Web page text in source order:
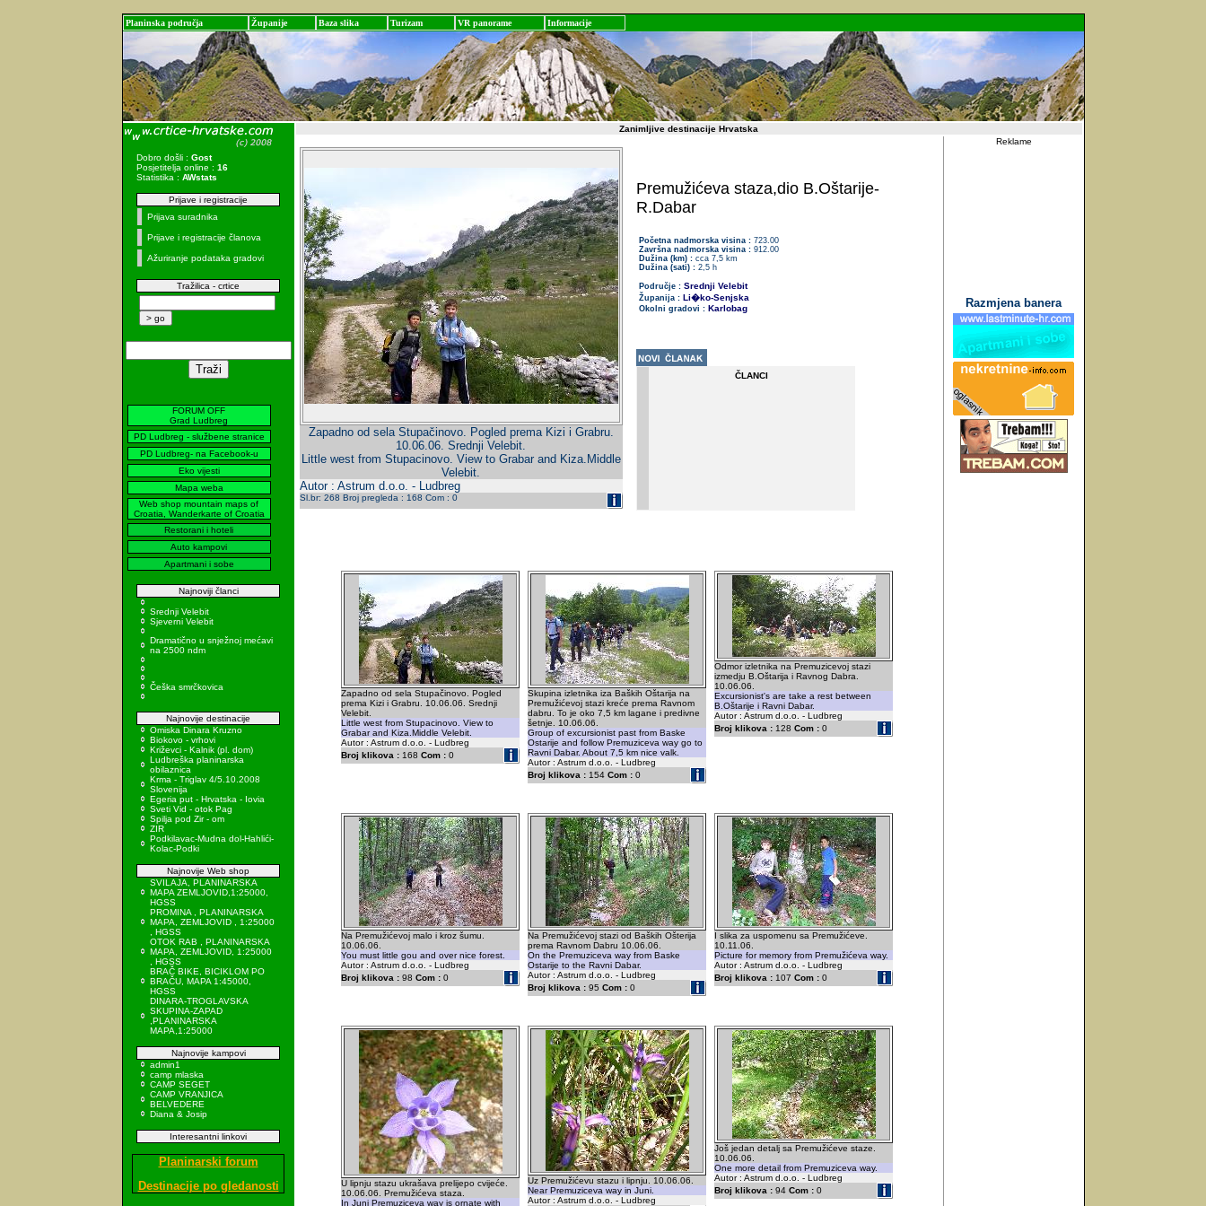
Planinska područja Županije Baza slika Turizam VR panorame Informacije
Dobro došli : Gost
Posjetitelja online : 16
Statistika : AWstats
Prijave i registracije
Prijava suradnika
Prijave i registracije članova
Ažuriranje podataka gradovi
Tražilica - crtice
FORUM OFF
Grad Ludbreg
PD Ludbreg - službene stranice
PD Ludbreg- na Facebook-u
Eko vijesti
Mapa weba
Web shop mountain maps of
Croatia, Wanderkarte of Croatia
Restorani i hoteli
Auto kampovi
Apartmani i sobe
Najnoviji članci
Srednji Velebit
Sjeverni Velebit
Dramatično u snježnoj mećavi
na 2500 ndm
Češka smrčkovica
Najnovije destinacije
Omiska Dinara Kruzno
Biokovo - vrhovi
Križevci - Kalnik (pl. dom)
Ludbreška planinarska
obilaznica
Krma - Triglav 4/5.10.2008
Slovenija
Egeria put - Hrvatska - Iovia
Sveti Vid - otok Pag
Spilja pod Zir - om
ZIR
Podkilavac-Mudna dol-Hahlići-
Kolac-Podki
Najnovije Web shop
SVILAJA, PLANINARSKA
MAPA ZEMLJOVID,1:25000,
HGSS
PROMINA , PLANINARSKA
MAPA, ZEMLJOVID , 1:25000
, HGSS
OTOK RAB , PLANINARSKA
MAPA, ZEMLJOVID, 1:25000
, HGSS
BRAČ BIKE, BICIKLOM PO
BRAČU, MAPA 1:45000,
HGSS
DINARA-TROGLAVSKA
SKUPINA-ZAPAD
,PLANINARSKA
MAPA,1:25000
Najnovije kampovi
admin1
camp mlaska
CAMP SEGET
CAMP VRANJICA
BELVEDERE
Diana & Josip
Interesantni linkovi
Planinarski forum
Destinacije po gledanosti
Zanimljive destinacije Hrvatska
Zapadno od sela Stupačinovo. Pogled prema Kizi i Grabru.
10.06.06. Srednji Velebit.
Little west from Stupacinovo. View to Grabar and Kiza.Middle
Velebit.
Autor : Astrum d.o.o. - Ludbreg
Sl.br: 268 Broj pregleda : 168 Com : 0
Premužićeva staza,dio B.Oštarije-
R.Dabar
Početna nadmorska visina :723.00
Završna nadmorska visina :912.00
Dužina (km) :cca 7,5 km
Dužina (sati) :2,5 h
Područje : Srednji Velebit
Županija : Li�ko-Senjska
Okolni gradovi : Karlobag
ČLANCI
Zapadno od sela Stupačinovo. Pogled
prema Kizi i Grabru. 10.06.06. Srednji
Velebit.
Little west from Stupacinovo. View to
Grabar and Kiza.Middle Velebit.
Autor : Astrum d.o.o. - Ludbreg
Broj klikova : 168 Com : 0
Skupina izletnika iza Baških Oštarija na
Premužićevoj stazi kreće prema Ravnom
dabru. To je oko 7,5 km lagane i predivne
šetnje. 10.06.06.
Group of excursionist past from Baske
Ostarije and follow Premuziceva way go to
Ravni Dabar. About 7,5 km nice valk.
Autor : Astrum d.o.o. - Ludbreg
Broj klikova : 154 Com : 0
Odmor izletnika na Premuzicevoj stazi
izmedju B.Oštarija i Ravnog Dabra.
10.06.06.
Excursionist's are take a rest between
B.Oštarije i Ravni Dabar.
Autor : Astrum d.o.o. - Ludbreg
Broj klikova : 128 Com : 0
Na Premužićevoj malo i kroz šumu.
10.06.06.
You must little gou and over nice forest.
Autor : Astrum d.o.o. - Ludbreg
Broj klikova : 98 Com : 0
Na Premužićevoj stazi od Baških Ošterija
prema Ravnom Dabru 10.06.06.
On the Premuziceva way from Baske
Ostarije to the Ravni Dabar.
Autor : Astrum d.o.o. - Ludbreg
Broj klikova : 95 Com : 0
I slika za uspomenu sa Premužićeve.
10.11.06.
Picture for memory from Premužićeva way.
Autor : Astrum d.o.o. - Ludbreg
Broj klikova : 107 Com : 0
U lipnju stazu ukrašava prelijepo cvijeće.
10.06.06. Premužićeva staza.
In Juni Premuziceva way is ornate with
Uz Premužićevu stazu i lipnju. 10.06.06.
Near Premuziceva way in Juni.
Autor : Astrum d.o.o. - Ludbreg
Još jedan detalj sa Premužićeve staze.
10.06.06.
One more detail from Premuziceva way.
Autor : Astrum d.o.o. - Ludbreg
Broj klikova : 94 Com : 0
Reklame
Razmjena banera